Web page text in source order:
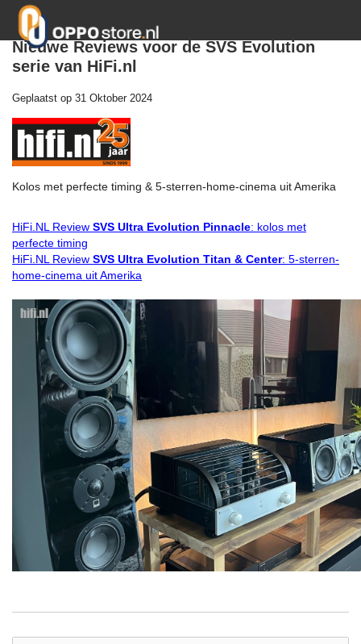
Nieuwe Reviews voor de SVS Evolution
serie van HiFi.nl
Geplaatst op 31 Oktober 2024
Kolos met perfecte timing & 5-sterren-home-cinema uit Amerika
HiFi.NL Review SVS Ultra Evolution Pinnacle: kolos met
perfecte timing
HiFi.NL Review SVS Ultra Evolution Titan & Center: 5-sterren-
home-cinema uit Amerika